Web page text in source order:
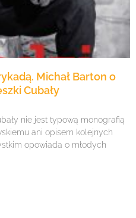
Michał Barton o
Cubały
nie jest typową monografią
ani opisem kolejnych
opowiada o młodych